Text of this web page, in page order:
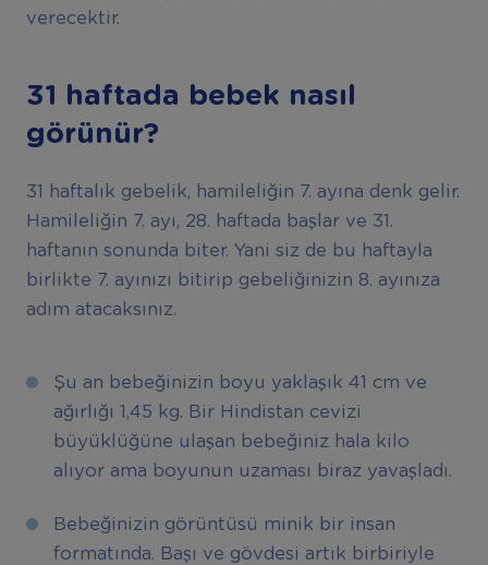
verecektir.
31 haftada bebek nasıl
görünür?
31 haftalık gebelik, hamileliğin 7. ayına denk gelir.
Hamileliğin 7. ayı, 28. haftada başlar ve 31.
haftanın sonunda biter. Yani siz de bu haftayla
birlikte 7. ayınızı bitirip gebeliğinizin 8. ayınıza
adım atacaksınız.
Şu an bebeğinizin boyu yaklaşık 41 cm ve
ağırlığı 1,45 kg. Bir Hindistan cevizi
büyüklüğüne ulaşan bebeğiniz hala kilo
alıyor ama boyunun uzaması biraz yavaşladı.
Bebeğinizin görüntüsü minik bir insan
formatında. Başı ve gövdesi artık birbiriyle